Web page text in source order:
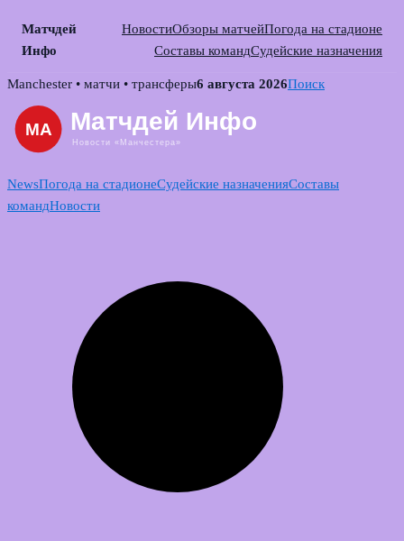
Матчдей
Инфо
НовостиОбзоры матчейПогода на стадионе
Составы командСудейские назначения
Skip
content
Manchester • матчи • трансферы6 августа 2026Поиск
NewsПогода на стадионеСудейские назначенияСоставы
командНовости